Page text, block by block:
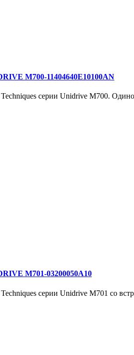
M700-11404640E10100AN
серии Unidrive M700.
M701-03200050А10
Techniques серии Unidrive M701 со